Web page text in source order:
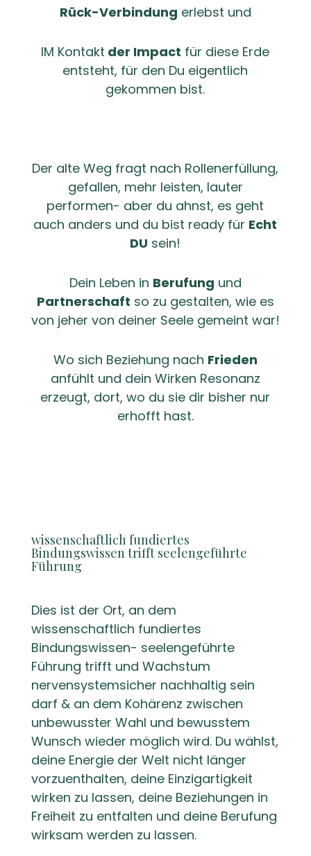
Rück-Verbindung erlebst und
IM Kontakt der Impact für diese Erde
entsteht, für den Du eigentlich
gekommen bist.
Der alte Weg fragt nach Rollenerfüllung,
gefallen, mehr leisten, lauter
performen- aber du ahnst, es geht
auch anders und du bist ready für Echt
DU sein!
Dein Leben in Berufung und
Partnerschaft so zu gestalten, wie es
von jeher von deiner Seele gemeint war!
Wo sich Beziehung nach Frieden
anfühlt und dein Wirken Resonanz
erzeugt, dort, wo du sie dir bisher nur
erhofft hast.
wissenschaftlich fundiertes
Bindungswissen trifft seelengeführte
Führung
Dies ist der Ort, an dem
wissenschaftlich fundiertes
Bindungswissen- seelengeführte
Führung trifft und Wachstum
nervensystemsicher nachhaltig sein
darf & an dem Kohärenz zwischen
unbewusster Wahl und bewusstem
Wunsch wieder möglich wird. Du wählst,
deine Energie der Welt nicht länger
vorzuenthalten, deine Einzigartigkeit
wirken zu lassen, deine Beziehungen in
Freiheit zu entfalten und deine Berufung
wirksam werden zu lassen.